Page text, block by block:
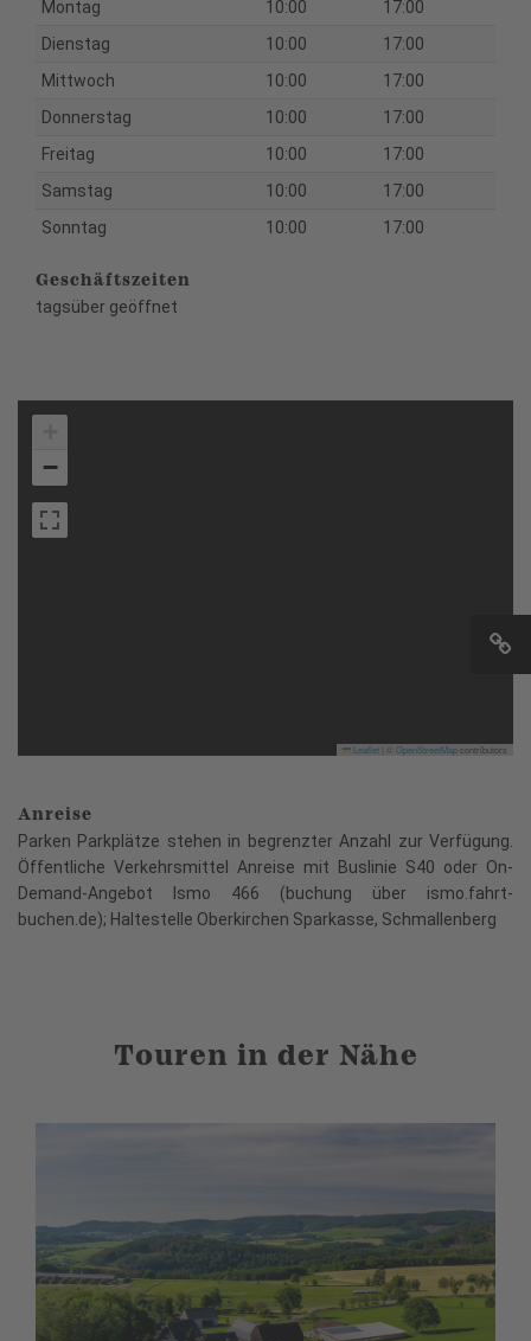
Montag 10:00
17:00
Dienstag
10:00
17:00
Mittwoch
10:00
17:00
Donnerstag
10:00
17:00
Freitag
10:00
17:00
Samstag
10:00
17:00
Sonntag
10:00 17:00
Geschäftszeiten
tagsüber geöffnet
−
Leaflet OpenStreetMapcontributors
Anreise
Parken Parkplätze stehen in begrenzter Anzahl zur Verfügung.
Öffentliche Verkehrsmittel Anreise mit Buslinie S40 oder On-
Demand-Angebot Ismo 466 (buchung über ismo.fahrt-
buchen.de); Haltestelle Oberkirchen Sparkasse, Schmallenberg
Touren in der Nähe